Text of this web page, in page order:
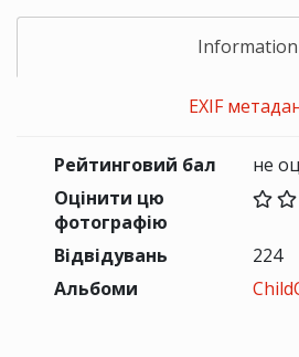
Information
EXIF
Рейтинговий бал
не
Оцінити цю
фотографію
Відвідувань
224
Альбоми